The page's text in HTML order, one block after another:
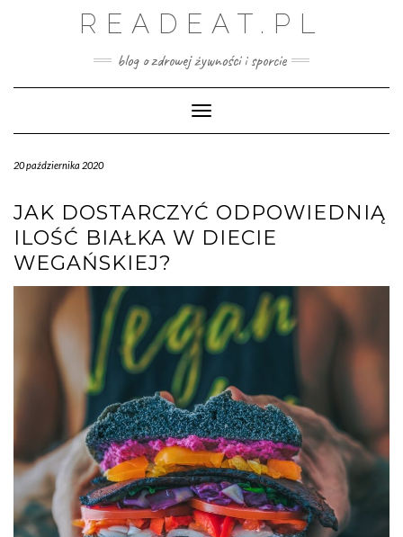
READEAT.PL
blog o zdrowej żywności i sporcie
Toggle Navigation
20 października 2020
JAK DOSTARCZYĆ ODPOWIEDNIĄ
ILOŚĆ BIAŁKA W DIECIE
WEGAŃSKIEJ?